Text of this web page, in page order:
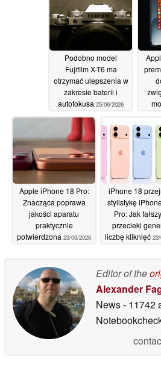
Podobno model
Fujifilm X-T6 ma
otrzymać ulepszenia w
zakresie baterii i
autofokusa 25/06/2026
Apple iPhone 18 Pro:
Znacząca poprawa
jakości aparatu
praktycznie
potwierdzona 23/06/2026
iPhone 18
stylistykę
Pro: Jak
przecieki
liczbę kliknięć
Editor of the
Alexander
News- 11742